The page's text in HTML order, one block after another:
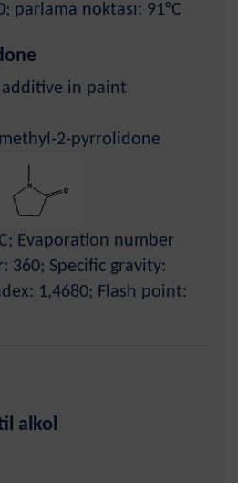
parlama noktası: 91°C
additive in paint
2-pyrrolidone
Evaporation number
360; Specific gravity:
1,4680; Flash point:
alkol